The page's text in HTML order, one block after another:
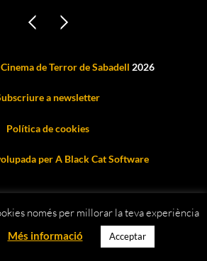
de Terror de Sabadell 2026
a newsletter
Política de cookies
per A Black Cat Software
només per millorar la teva experiència
Més informació Acceptar